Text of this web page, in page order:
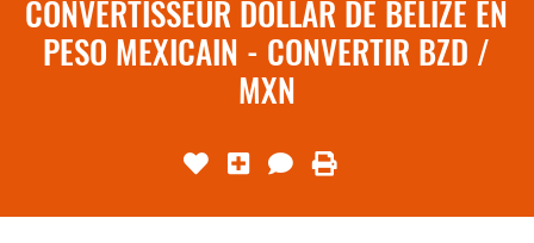
CONVERTISSEUR DOLLAR DE BELIZE EN
PESO MEXICAIN - CONVERTIR BZD /
MXN